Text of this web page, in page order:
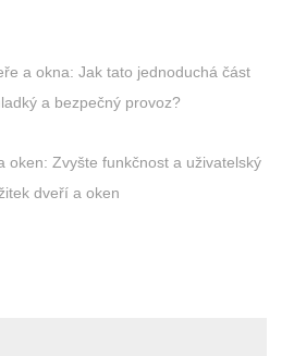
a okna: Jak tato jednoduchá část
a bezpečný provoz?
oken: Zvyšte funkčnost a uživatelský
dveří a oken